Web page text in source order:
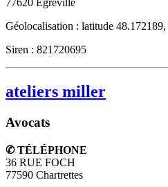
77620 Égreville
Géolocalisation : latitude
Siren : 821720695
ateliers miller
Avocats
✆ TÉLÉPHONE
36 RUE FOCH
77590 Chartrettes